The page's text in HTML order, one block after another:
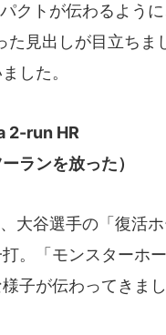
クトが伝わるように
た見出しが目立ちま
した。
2-run HR
ランを放った）
大谷選手の「復活
打。「モンスターホ
子が伝わってきまし